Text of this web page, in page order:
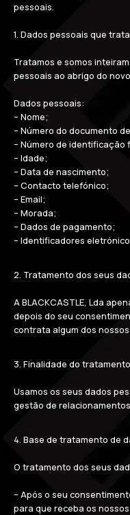
pessoais.
1. Dados pessoais que
Tratamos e somos
pessoais ao abrigo do novo
Dados pessoais:
– Nome;
– Número do documento
– Número de identificação
– Idade;
– Data de nascimento;
– Contacto telefónico;
– Email;
– Morada;
– Dados de pagamento;
– Identificadores
2. Tratamento dos seus
A BLACKCASTLE, Lda
depois do seu
contrata algum dos
3. Finalidade do
Usamos os seus dados
gestão de
4. Base de tratamento de
O tratamento dos seus
– Após o seu
para que receba os